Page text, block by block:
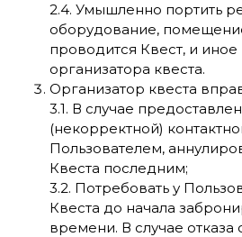
2.4. Умышленно портить
оборудование,
проводится Квест, и
организатора квеста.
Организатор квеста
3.1. В случае
(некорректной)
Пользователем,
Квеста последним;
3.2. Потребовать у
Квеста до начала
времени. В случае отказа